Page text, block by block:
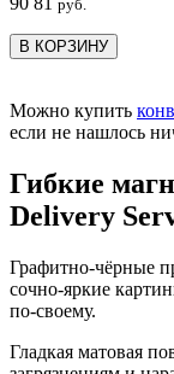
руб.
В КОРЗИНУ
Можно купить
если не нашлось
Гибкие
Delivery
Графитно-чёрные
сочно-яркие
по-своему.
Гладкая матовая